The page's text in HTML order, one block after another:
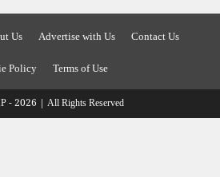
Us Advertise with Us
Contact Us
Policy
Terms of Use
- 2026 | All Rights Reserved